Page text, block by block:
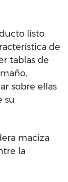
listo
de
tablas de
sobre ellas
su
maciza
la